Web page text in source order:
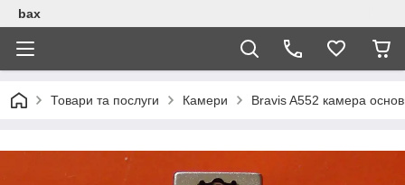
bax
Товари та послуги Камери Bravis A552 камера